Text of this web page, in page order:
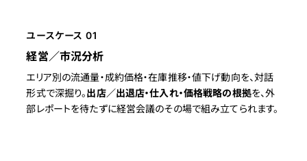
ユースケース 01
経営／市況分析
エリア別の流通量・成約価格・在庫推移・値下げ動向を、対話
形式で深掘り。出店／出退店・仕入れ・価格戦略の根拠を、外
部レポートを待たずに経営会議のその場で組み立てられます。